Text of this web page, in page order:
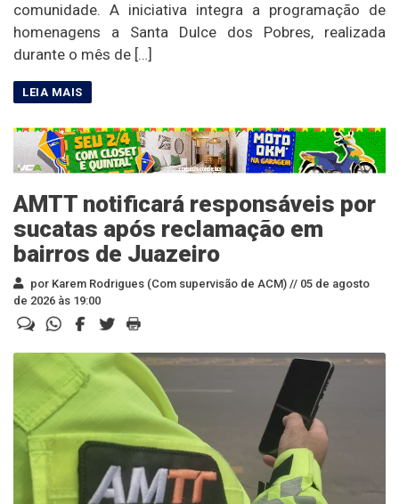
comunidade. A iniciativa integra a programação de
homenagens a Santa Dulce dos Pobres, realizada
durante o mês de […]
AMTT notificará responsáveis por
sucatas após reclamação em
bairros de Juazeiro
por Karem Rodrigues (Com supervisão de ACM) // 05 de agosto
de 2026 às 19:00